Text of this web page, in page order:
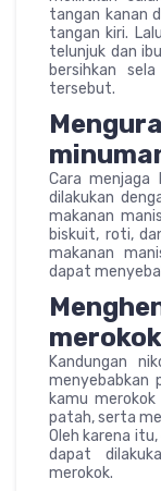
tangan kanan
tangan kiri.
telunjuk dan
bersihkan
tersebut.
Cara
dilakukan
makanan
biskuit, roti,
makanan
dapat
merokok
Kandungan
menyebabkan
kamu
patah, serta
Oleh karena
dapat
merokok.